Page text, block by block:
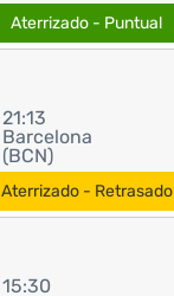
Aterrizado - Puntual
21:13
Barcelona
(BCN)
Aterrizado - Retrasado
15:30